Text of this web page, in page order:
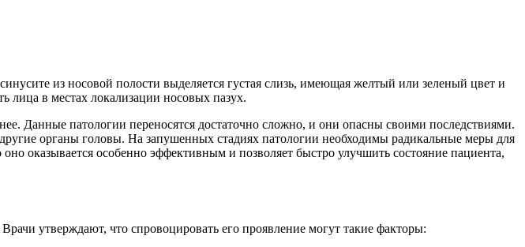
из носовой полости выделяется густая слизь, имеющая желтый или зеленый цвет и
лица в местах локализации носовых пазух.
Данные патологии переносятся достаточно сложно, и они опасны своими последствиями.
органы головы. На запушенных стадиях патологии необходимы радикальные меры для
оказывается особенно эффективным и позволяет быстро улучшить состояние пациента,
утверждают, что спровоцировать его проявление могут такие факторы: